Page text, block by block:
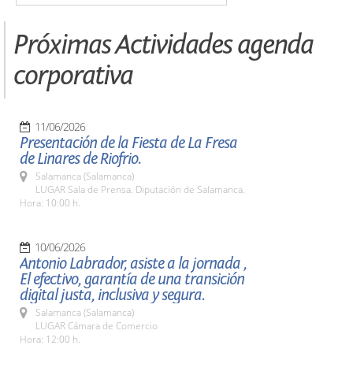
Próximas Actividades agenda
corporativa
11/06/2026
Presentación de la Fiesta de La Fresa
de Linares de Riofrio.
Salamanca (Salamanca)
LUGAR Sala de Prensa. Diputación de Salamanca.
Hora: 10:00 h.
10/06/2026
Antonio Labrador, asiste a la jornada ,
El efectivo, garantía de una transición
digital justa, inclusiva y segura.
Salamanca (Salamanca)
LUGAR Cámara de Comercio
Hora: 12:00 h.